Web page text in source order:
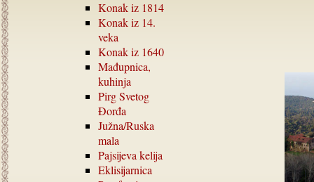
Konak iz 1814
Konak iz 14.
veka
Konak iz 1640
Mađupnica,
kuhinja
Pirg Svetog
Đorđa
Južna/Ruska
mala
Pajsijeva kelija
Eklisijarnica